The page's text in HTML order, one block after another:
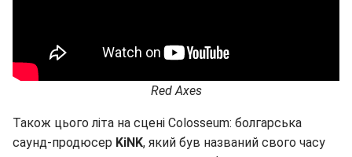
Red Axes
Також цього літа на сцені Colosseum: болгарська
саунд-продюсер KiNK, який був названий свого часу